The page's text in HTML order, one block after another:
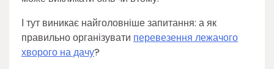
І тут виникає найголовніше запитання: а як
правильно організувати перевезення лежачого
хворого на дачу?